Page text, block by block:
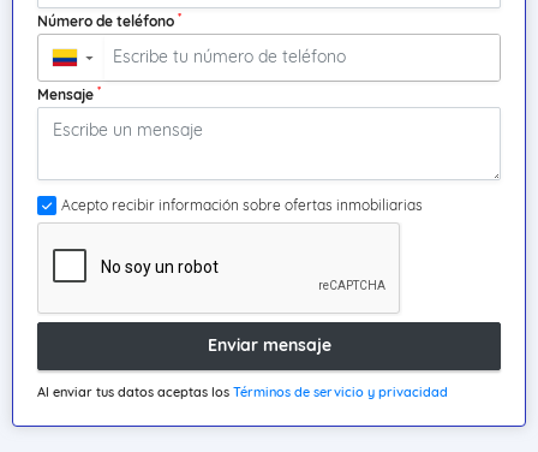
Número de teléfono *
▼
Mensaje *
Acepto recibir información sobre ofertas inmobiliarias
Enviar mensaje
Al enviar tus datos aceptas los Términos de servicio y privacidad